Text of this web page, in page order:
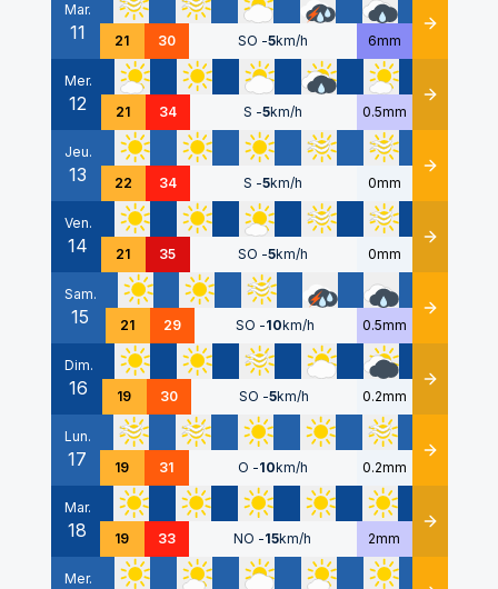
Mar.
11 21 30 SO -5km/h 6mm Détails
Mer.
12 21 34 S -5km/h 0.5mm Détails
Jeu.
13 22 34 S -5km/h 0mm Détails
Ven.
14 21 35 SO -5km/h 0mm Détails
Sam.
15 21 29 SO -10km/h 0.5mm Détails
Dim.
16 19 30 SO -5km/h 0.2mm Détails
Lun.
17 19 31 O -10km/h 0.2mm Détails
Mar.
18 19 33 NO -15km/h 2mm Détails
Mer.